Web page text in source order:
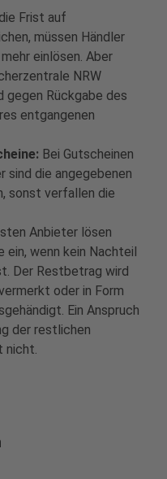
Frist auf
müssen Händler
einlösen. Aber
NRW
gegen Rückgabe des
entgangenen
Bei Gutscheinen
sind die angegebenen
sonst verfallen die
Anbieter lösen
ein, wenn kein Nachteil
Der Restbetrag wird
oder in Form
Ein Anspruch
der restlichen
nicht.